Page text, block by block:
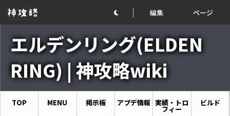
編集 ページ
エルデンリング(ELDEN
RING) | 神攻略wiki
TOP MENU 掲示板 アプデ情報 実績・トロ
フィー
ビルド